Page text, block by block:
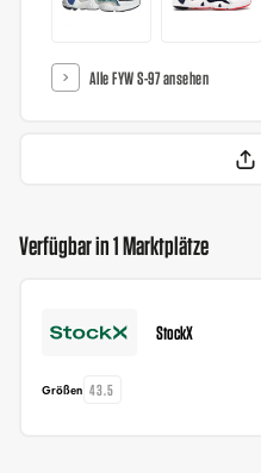
Alle FYW S-97 ansehen
Verfügbar in 1 Marktplätze
StockX
Größen 43.5